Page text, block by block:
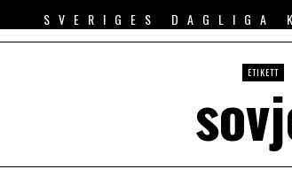
SVERIGES DAGLIGA
ETIKETT